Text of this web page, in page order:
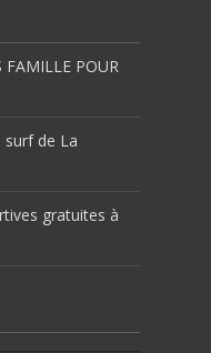
FAMILLE POUR
surf de La
gratuites à